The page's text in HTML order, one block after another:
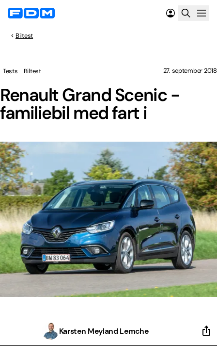
Biltest
Renault Grand Scenic -
familiebil med fart i
Tests Biltest 27. september 2018
Karsten Meyland Lemche